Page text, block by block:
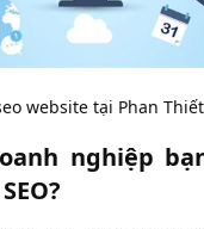
website tại Phan
nghiệp